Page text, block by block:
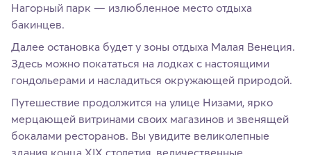
Нагорный парк — излюбленное место отдыха
бакинцев.
Далее остановка будет у зоны отдыха Малая Венеция.
Здесь можно покататься на лодках с настоящими
гондольерами и насладиться окружающей природой.
Путешествие продолжится на улице Низами, ярко
мерцающей витринами своих магазинов и звенящей
бокалами ресторанов. Вы увидите великолепные